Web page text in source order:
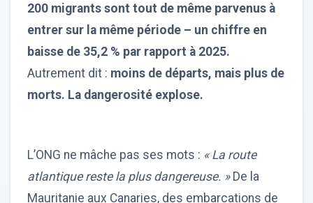
200 migrants sont tout de même parvenus à
entrer sur la même période – un chiffre en
baisse de 35,2 % par rapport à 2025.
Autrement dit : moins de départs, mais plus de
morts. La dangerosité explose.
L’ONG ne mâche pas ses mots : « La route
atlantique reste la plus dangereuse. »De la
Mauritanie aux Canaries, des embarcations de